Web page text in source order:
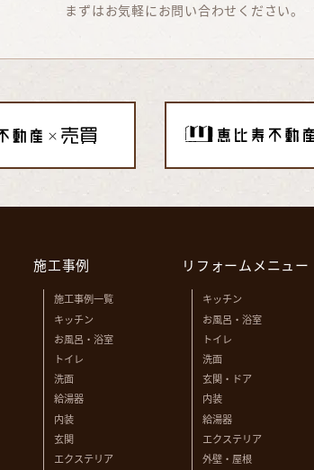
まずはお気軽にお問い合わせください。
施工事例
施工事例一覧
キッチン
お風呂・浴室
トイレ
洗面
給湯器
内装
玄関
エクステリア
リフォームメニュー
キッチン
お風呂・浴室
トイレ
洗面
玄関・ドア
内装
給湯器
エクステリア
外壁・屋根